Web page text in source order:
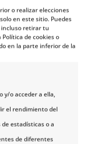
o realizar elecciones
en este sitio. Puedes
retirar tu
de cookies o
en la parte inferior de la
y/o acceder a ella,
el rendimiento del
estadísticas o a
de diferentes
de